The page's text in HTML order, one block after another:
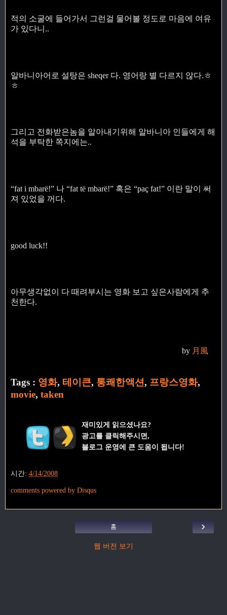
적의 소굴에 들어가서 그런걸 물어볼 정도로 마음에 여유
가 있다니..
알바니아어로 설탕은 sheqer 다. 영어랑 별 다르지 않다.ㅎ
ㅎ
그리고 전화받은놈을 알아내기위해 알바니아 인들에게 해
석을 부탁한 쪽지에는..
“fat i mbarë!” 나 “fat të mbarë!” 혹은 “paç fat!” 이란 말이 써
져 있었을 꺼다.
good luck!!
아무생각없이 다 때려부시는 영화 보고 싶은사람에게 추
천한다.
by 月風
Tags : 영화, 테이큰, 통쾌한액션, 프랑스영화,
movie, taken
재미있게 읽으셨나요?
광고를 클릭해주시면,
블로그 운영에 큰 도움이 됩니다!
시간: 4/14/2008
comments powered by Disqus
›
홈
웹 버전 보기